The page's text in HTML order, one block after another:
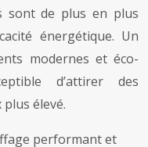
sont de plus en plus
énergétique. Un
modernes et éco-
d’attirer des
élevé.
performant et